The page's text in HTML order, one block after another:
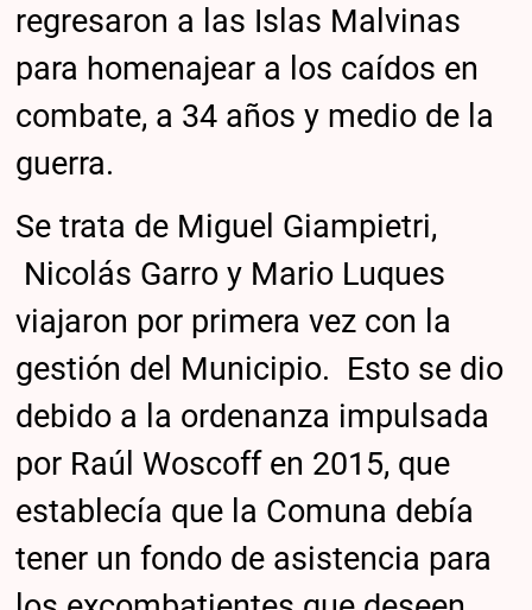
regresaron a las Islas Malvinas
para homenajear a los caídos en
combate, a 34 años y medio de la
guerra.
Se trata de Miguel Giampietri,
Nicolás Garro y Mario Luques
viajaron por primera vez con la
gestión del Municipio. Esto se dio
debido a la ordenanza impulsada
por Raúl Woscoff en 2015, que
establecía que la Comuna debía
tener un fondo de asistencia para